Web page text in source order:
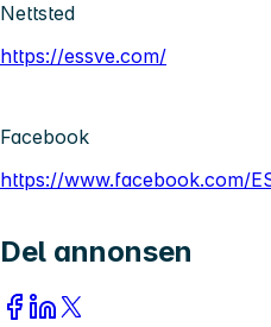
Nettsted
https://essve.com/
Facebook
https://www.facebook.com/
Del annonsen